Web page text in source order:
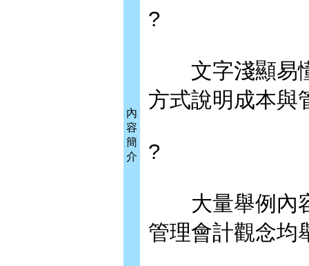
內
容
簡
介
?
文字淺顯易懂
方式說明成本與
?
大量舉例內容
管理會計觀念均